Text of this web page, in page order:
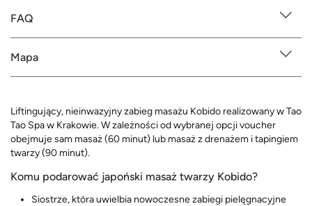
FAQ
Mapa
Liftingujący, nieinwazyjny zabieg masażu Kobido realizowany w Tao
Tao Spa w Krakowie. W zależności od wybranej opcji voucher
obejmuje sam masaż (60 minut) lub masaż z drenażem i tapingiem
twarzy (90 minut).
Komu podarować japoński masaż twarzy Kobido?
Siostrze, która uwielbia nowoczesne zabiegi pielęgnacyjne